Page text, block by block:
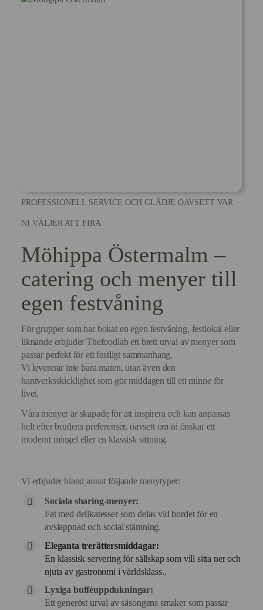
PROFESSIONELL SERVICE OCH GLÄDJE OAVSETT VAR
NI VÄLJER ATT FIRA
Möhippa Östermalm –
catering och menyer till
egen festvåning
För grupper som har bokat en egen festvåning, festlokal eller
liknande erbjuder Thefoodlab ett brett urval av menyer som
passar perfekt för ett festligt sammanhang.
Vi levererar inte bara maten, utan även den
hantverksskicklighet som gör middagen till ett minne för
livet.
Våra menyer är skapade för att inspirera och kan anpassas
helt efter brudens preferenser, oavsett om ni önskar ett
modernt mingel eller en klassisk sittning.
Vi erbjuder bland annat följande menytyper:
Sociala sharing-menyer:
Fat med delikatesser som delas vid bordet för en
avslappnad och social stämning.
Eleganta trerättersmiddagar:
En klassisk servering för sällskap som vill sitta ner och
njuta av gastronomi i världsklass..
Lyxiga bufféuppdukningar:
Ett generöst urval av säsongens smaker som passar